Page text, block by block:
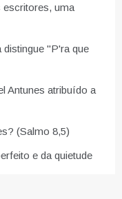
escritores, uma
"P'ra que
Antunes atribuído a
(Salmo 8,5)
e da quietude